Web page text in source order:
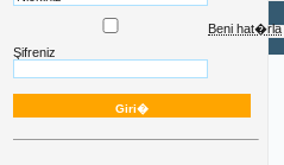
Beni hat�rla
Şifreniz